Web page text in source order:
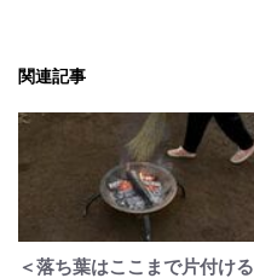
関連記事
＜落ち葉はここまで片付ける